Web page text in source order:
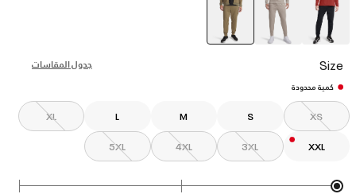
Size جدول المقاسات
كمية محدودة
XS
S
M
L
XL
XXL
3XL
4XL
5XL